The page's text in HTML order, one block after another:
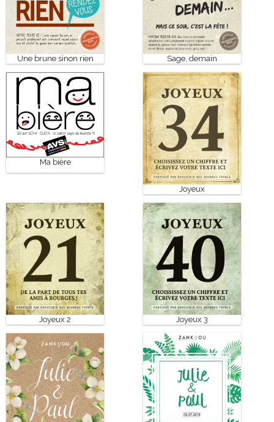
Une brune sinon rien Sage, demain
Ma bière
Joyeux
Joyeux 2 Joyeux 3